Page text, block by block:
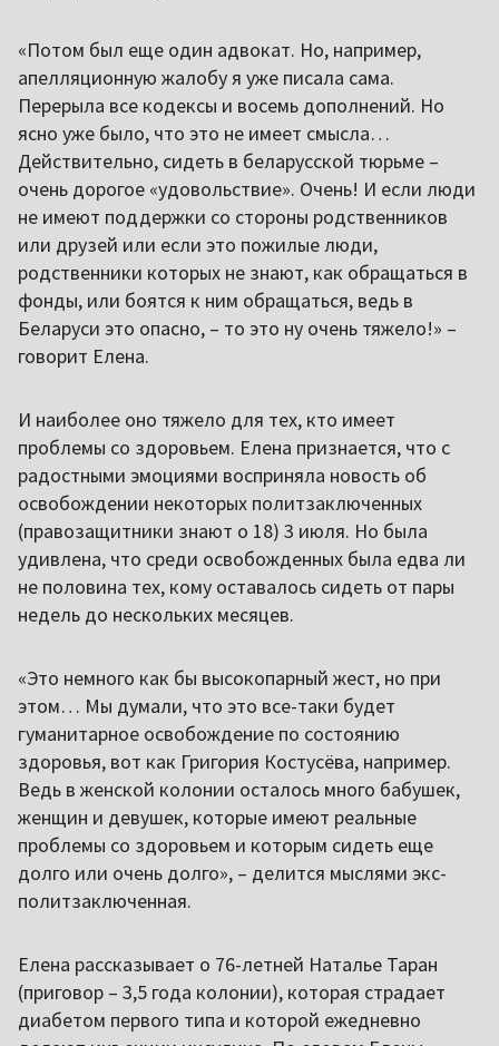
«Потом был еще один адвокат. Но, например,
апелляционную жалобу я уже писала сама.
Перерыла все кодексы и восемь дополнений. Но
ясно уже было, что это не имеет смысла…
Действительно, сидеть в беларусской тюрьме –
очень дорогое «удовольствие». Очень! И если люди
не имеют поддержки со стороны родственников
или друзей или если это пожилые люди,
родственники которых не знают, как обращаться в
фонды, или боятся к ним обращаться, ведь в
Беларуси это опасно, – то это ну очень тяжело!» –
говорит Елена.
И наиболее оно тяжело для тех, кто имеет
проблемы со здоровьем. Елена признается, что с
радостными эмоциями восприняла новость об
освобождении некоторых политзаключенных
(правозащитники знают о 18) 3 июля. Но была
удивлена, что среди освобожденных была едва ли
не половина тех, кому оставалось сидеть от пары
недель до нескольких месяцев.
«Это немного как бы высокопарный жест, но при
этом… Мы думали, что это все-таки будет
гуманитарное освобождение по состоянию
здоровья, вот как Григория Костусёва, например.
Ведь в женской колонии осталось много бабушек,
женщин и девушек, которые имеют реальные
проблемы со здоровьем и которым сидеть еще
долго или очень долго», – делится мыслями экс-
политзаключенная.
Елена рассказывает о 76-летней Наталье Таран
(приговор – 3,5 года колонии), которая страдает
диабетом первого типа и которой ежедневно